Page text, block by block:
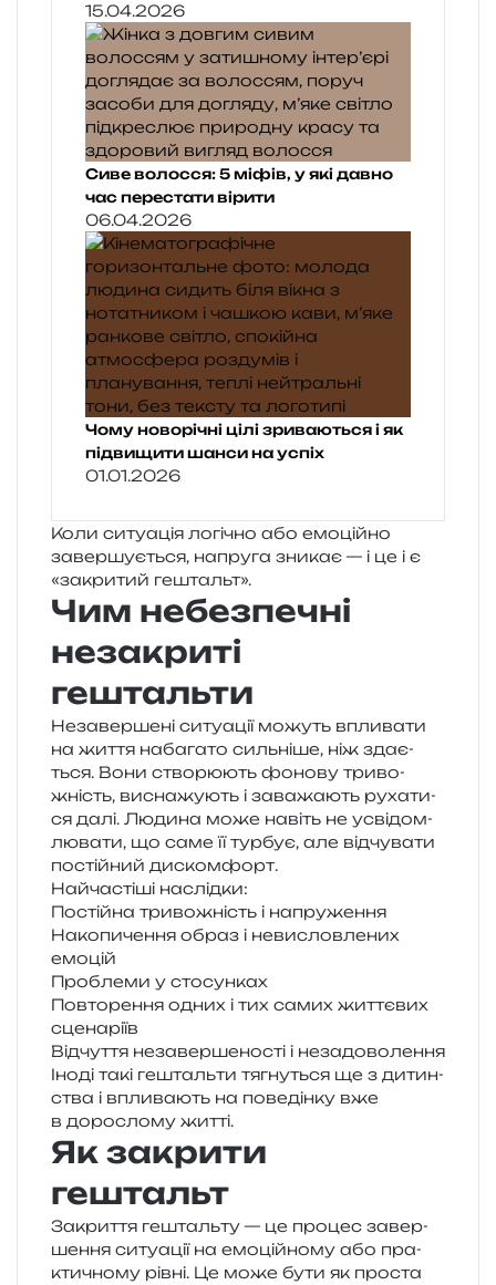
15.04.2026
Сиве волосся: 5 міфів, у які давно
час перестати вірити
06.04.2026
Чому новорічні цілі зриваються і як
підвищити шанси на успіх
01.01.2026
Коли ситу­а­ція логі­чно або емо­цій­но
завер­шу­є­ться, напру­га зни­кає — і це і є
«закри­тий гештальт».
Чим небезпечні
незакриті
гештальти
Незавершені ситу­а­ції можуть впли­ва­ти
на життя наба­га­то силь­ні­ше, ніж зда­є­
ться. Вони ство­рю­ють фоно­ву три­во­
жність, висна­жу­ють і зава­жа­ють руха­ти­
ся далі. Людина може навіть не усві­дом­
лю­ва­ти, що саме її тур­бує, але від­чу­ва­ти
постій­ний дискомфорт.
Найчастіші наслід­ки:
Постійна три­во­жність і напруження
Накопичення образ і неви­слов­ле­них
емоцій
Проблеми у стосунках
Повторення одних і тих самих жит­тє­вих
сценаріїв
Відчуття неза­вер­ше­но­сті і незадоволення
Іноді такі гешталь­ти тягну­ться ще з дитин­
ства і впли­ва­ють на пове­дін­ку вже
в доро­сло­му житті.
Як закрити
гештальт
Закриття гешталь­ту — це про­цес завер­
ше­н­ня ситу­а­ції на емо­цій­но­му або пра­
кти­чно­му рівні. Це може бути як про­ста